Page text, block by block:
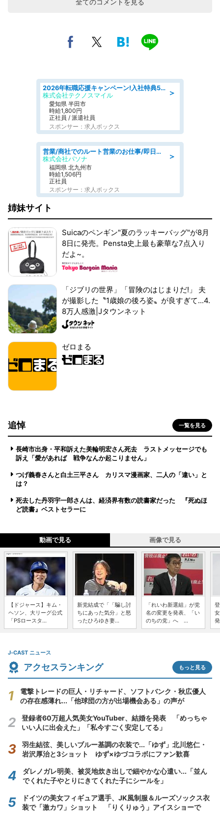
全てのコメントを見る
＞
2026年転職応援キャンペーン!入社特典58万円/デンソーで働こう!自動車工場で小型部品の検査業務 denso aichi
株式会社テクノスマイル
愛知県 半田市
時給1,800円
正社員 / 派遣社員
スポンサー：求人ボックス
＞
営業/商社でのルート営業のお仕事/即日勤務可/車通勤可/営業
株式会社パソナ
福岡県 北九州市
時給1,506円
正社員
スポンサー：求人ボックス
姉妹サイト
Suicaのペンギン"夏のラッキーバッグ"が8月
8日に発売。Pensta史上最も豪華な7点入り
だよ~。
「ジブリの世界」「冒険のはじまりだ!」 夫
が撮影した〝1歳娘の後ろ姿〟が良すぎて...4.
8万人感激|Jタウンネット
ゼロまる
追悼 一覧を見る
長崎市出身・平和訴えた美輪明宏さん死去 ラストメッセージでも
訴え「愛があれば 戦争なんか起こりません」
つげ義春さんと白土三平さん カリスマ漫画家、二人の「違い」と
は？
死去した丹羽宇一郎さんは、経済界有数の読書家だった 『死ぬほ
ど読書』ベストセラーに
動画で見る 画像で見る
【ドジャース】キム・
ヘソン、大リーグ公式
「PSロースタ...
新党結成で「「騙し討
ちにあった気分」と怒
ったひろゆき妻...
「れいわ新選組」が党
名の変更を発表、「い
のちの党」へ ...
J-CAST ニュース
アクセスランキング もっと見る
電撃トレードの巨人・リチャード、ソフトバンク・秋広優人
の存在感薄れ...「他球団の方が出場機会ある」の声が
登録者60万超人気美女YouTuber、結婚を発表 「めっちゃ
いい人に出会えた」「私今すごく安定してる」
羽生結弦、美しいブルー基調の衣装で...「ゆず」北川悠仁・
岩沢厚治と3ショット ゆず×ゆづコラボにファン歓喜
ダレノガレ明美、被災地炊き出しで細やかな心遣い...「並ん
でくれた子やとりにきてくれた子にシールを」
ドイツの美女フィギュア選手、JK風制服＆ルーズソックス衣
装で「激カワ」ショット 「りくりゅう」アイスショーで